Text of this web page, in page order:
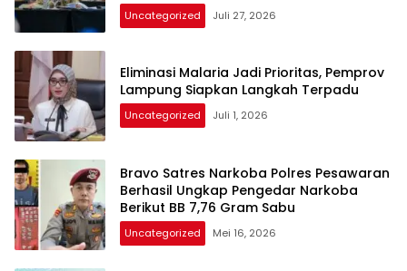
Uncategorized Juli 27, 2026
Eliminasi Malaria Jadi Prioritas, Pemprov
Lampung Siapkan Langkah Terpadu
Uncategorized Juli 1, 2026
Bravo Satres Narkoba Polres Pesawaran
Berhasil Ungkap Pengedar Narkoba
Berikut BB 7,76 Gram Sabu
Uncategorized Mei 16, 2026